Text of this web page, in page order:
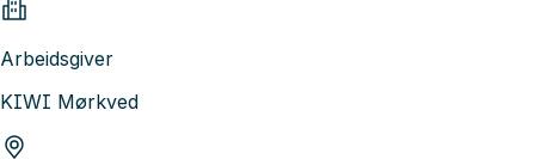
Arbeidsgiver
KIWI Mørkved